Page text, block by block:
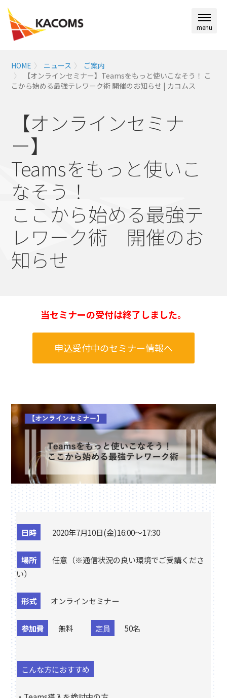
menu
HOME ニュース
ご案内
【オンラインセミナー】Teamsをもっと使いこなそう！ こ
こから始める最強テレワーク術 開催のお知らせ | カコムス
【オンラインセミナ
ー】
Teamsをもっと使いこ
なそう！
ここから始める最強テ
レワーク術 開催のお
知らせ
当セミナーの受付は終了しました。
申込受付中のセミナー情報へ
日時 2020年7月10日(金)16:00～17:30
場所
任意（※通信状況の良い環境でご受講くださ
い）
形式 オンラインセミナー
参加費 無料 定員 50名
こんな方におすすめ